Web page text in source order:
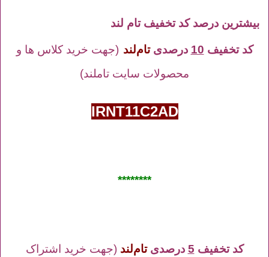
بیشترین درصد کد تخفیف تام لند
کد تخفیف 10 درصدیتام‌لند (جهت خرید کلاس ها و
محصولات سایت تاملند)
IRNT11C2AD
********
کد تخفیف 5 درصدی تام‌لند(جهت خرید اشتراک